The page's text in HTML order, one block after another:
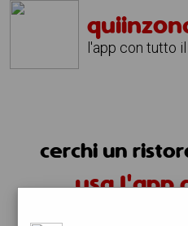
l'app con tutto
cerchi un
usa l'app